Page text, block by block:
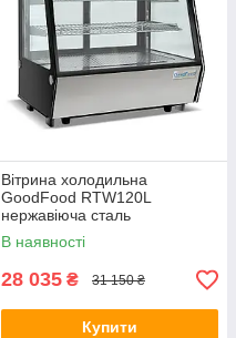
Вітрина холодильна
GoodFood RTW120L
нержавіюча сталь
В наявності
28 035 ₴ 31 150 ₴
Купити